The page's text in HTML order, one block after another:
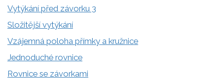
Vytýkání před závorku 3
Složitější vytýkání
Vzájemná poloha přímky a kružnice
Jednoduché rovnice
Rovnice se závorkami